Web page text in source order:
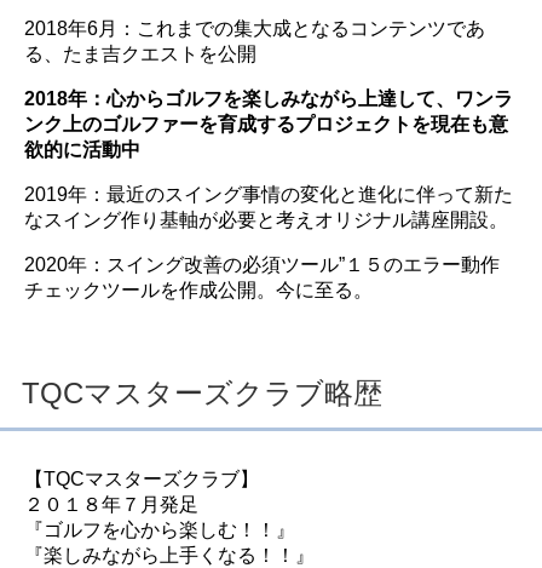
2018年6月：これまでの集大成となるコンテンツであ
る、たま吉クエストを公開
2018年：心からゴルフを楽しみながら上達して、ワンラ
ンク上のゴルファーを育成するプロジェクトを現在も意
欲的に活動中
2019年：最近のスイング事情の変化と進化に伴って新た
なスイング作り基軸が必要と考えオリジナル講座開設。
2020年：スイング改善の必須ツール”１５のエラー動作
チェックツールを作成公開。今に至る。
TQCマスターズクラブ略歴
【TQCマスターズクラブ】
２０１８年７月発足
『ゴルフを心から楽しむ！！』
『楽しみながら上手くなる！！』